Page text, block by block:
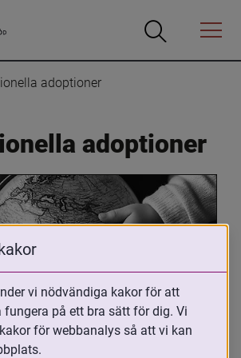
Öppna
Öppna
Menyn
adoptioner
adoptioner
är adopterad,
eller arbetar med
vi nödvändiga kakor för att
på ett bra sätt för dig. Vi
för webbanalys så att vi kan